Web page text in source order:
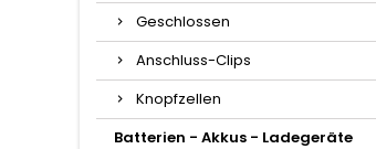
Geschlossen
Anschluss-Clips
Knopfzellen
Batterien - Akkus - Ladegeräte